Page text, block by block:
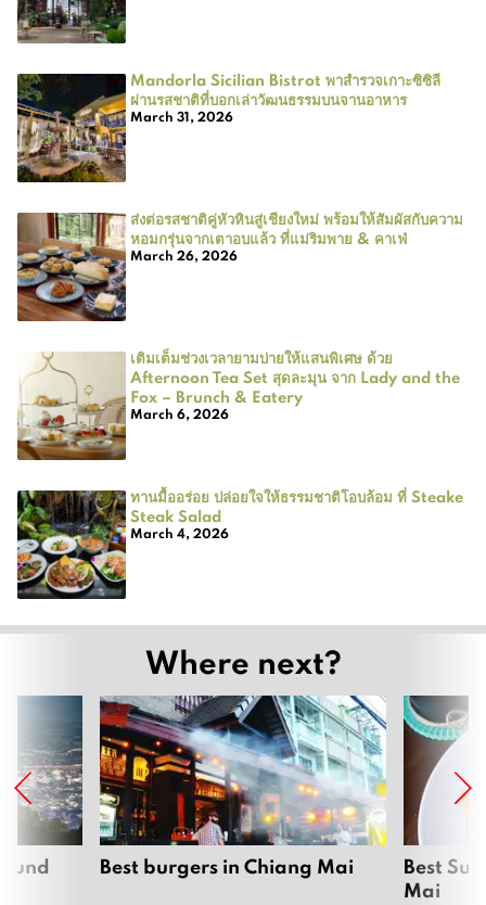
Mandorla Sicilian Bistrot พาสำรวจเกาะซิซิลี
ผ่านรสชาติที่บอกเล่าวัฒนธรรมบนจานอาหาร
March 31, 2026
ส่งต่อรสชาติคู่หัวหินสู่เชียงใหม่ พร้อมให้สัมผัสกับความ
หอมกรุ่นจากเตาอบแล้ว ที่แม่ริมพาย & คาเฟ่
March 26, 2026
เติมเต็มช่วงเวลายามบ่ายให้แสนพิเศษ ด้วย
Afternoon Tea Set สุดละมุน จาก Lady and the
Fox – Brunch & Eatery
March 6, 2026
ทานมื้ออร่อย ปล่อยใจให้ธรรมชาติโอบล้อม ที่ Steake
Steak Salad
March 4, 2026
Where next?
Best burgers in Chiang Mai
Best
Mai